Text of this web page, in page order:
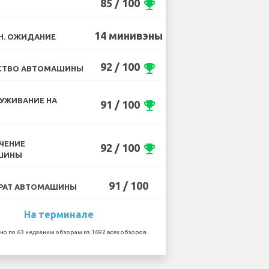
85 / 100 emoji_events
ОЖИДАНИЕ 14 минивэны
АВТОМАШИНЫ 92 / 100 emoji_events
НА
91 / 100 emoji_events
92 / 100 emoji_events
АВТОМАШИНЫ 91 / 100
На терминале
по 63 недавним обзорам из 1692 всех обзоров.